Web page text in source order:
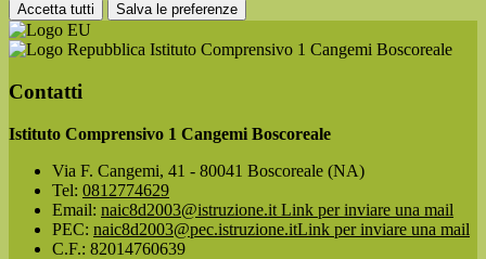
Accetta tutti Salva le preferenze
Istituto Comprensivo 1 Cangemi Boscoreale
Contatti
Istituto Comprensivo 1 Cangemi Boscoreale
Via F. Cangemi, 41 - 80041 Boscoreale (NA)
Tel: 0812774629
Email: naic8d2003@istruzione.it Link per inviare una mail
PEC: naic8d2003@pec.istruzione.itLink per inviare una mail
C.F.: 82014760639